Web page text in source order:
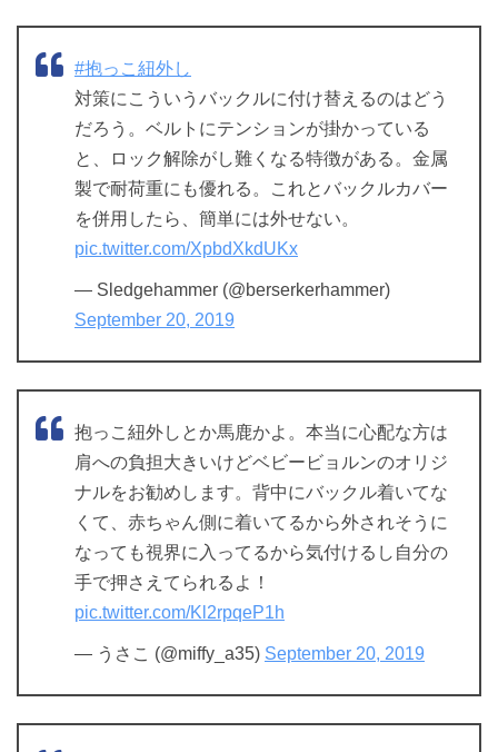
#抱っこ紐外し
対策にこういうバックルに付け替えるのはどう
だろう。ベルトにテンションが掛かっている
と、ロック解除がし難くなる特徴がある。金属
製で耐荷重にも優れる。これとバックルカバー
を併用したら、簡単には外せない。
pic.twitter.com/XpbdXkdUKx
— Sledgehammer (@berserkerhammer)
September 20, 2019
抱っこ紐外しとか馬鹿かよ。本当に心配な方は
肩への負担大きいけどベビービョルンのオリジ
ナルをお勧めします。背中にバックル着いてな
くて、赤ちゃん側に着いてるから外されそうに
なっても視界に入ってるから気付けるし自分の
手で押さえてられるよ！
pic.twitter.com/Kl2rpqeP1h
— うさこ (@miffy_a35) September 20, 2019